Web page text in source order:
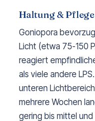
Haltung & Pflege
Goniopora
Licht (etwa 75-150
reagiert
als viele andere
unteren
mehrere Wochen
gering bis mittel